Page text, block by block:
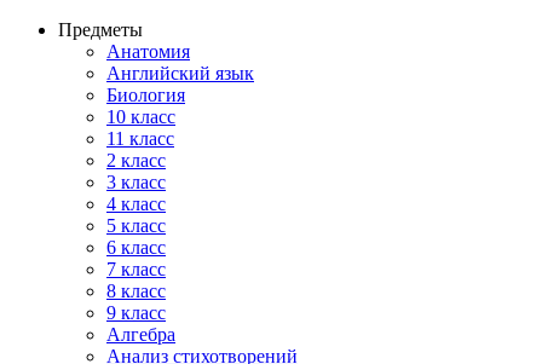
Предметы
Анатомия
Английский язык
Биология
10 класс
11 класс
2 класс
3 класс
4 класс
5 класс
6 класс
7 класс
8 класс
9 класс
Алгебра
Анализ стихотворений